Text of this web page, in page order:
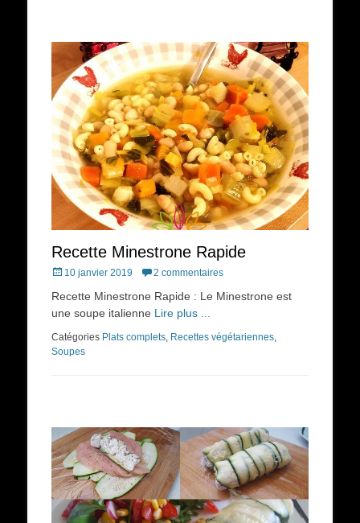
Recette Minestrone Rapide
Posted
10 janvier 2019 2 commentaires
Recette Minestrone Rapide : Le Minestrone est
une soupe italienne Lire plus ...
Catégories Plats complets, Recettes végétariennes,
Soupes